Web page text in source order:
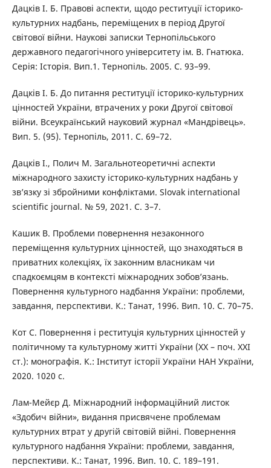
Дацків І. Б. Правові аспекти, щодо реституції історико-
культурних надбань, переміщених в період Другої
світової війни. Наукові записки Тернопільського
державного педагогічного університету ім. В. Гнатюка.
Серія: Історія. Вип.1. Тернопіль. 2005. С. 93–99.
Дацків І. Б. До питання реституції історико-культурних
цінностей України, втрачених у роки Другої світової
війни. Всеукраїнський науковий журнал «Мандрівець».
Вип. 5. (95). Тернопіль, 2011. С. 69–72.
Дацків І., Полич М. Загальнотеоретичні аспекти
міжнародного захисту історико-культурних надбань у
зв’язку зі збройними конфліктами. Slovak international
scientific journal. № 59, 2021. С. 3–7.
Кашик В. Проблеми повернення незаконного
переміщення культурних цінностей, що знаходяться в
приватних колекціях, їх законним власникам чи
спадкоємцям в контексті міжнародних зобов’язань.
Повернення культурного надбання України: проблеми,
завдання, перспективи. К.: Танат, 1996. Вип. 10. С. 70–75.
Кот С. Повернення і реституція культурних цінностей у
політичному та культурному житті України (ХХ – поч. ХХІ
ст.): монографія. К.: Інститут історії України НАН України,
2020. 1020 с.
Лам-Мейєр Д. Міжнародний інформаційний листок
«Здобич війни», видання присвячене проблемам
культурних втрат у другій світовій війні. Повернення
культурного надбання України: проблеми, завдання,
перспективи. К.: Танат, 1996. Вип. 10. С. 189–191.